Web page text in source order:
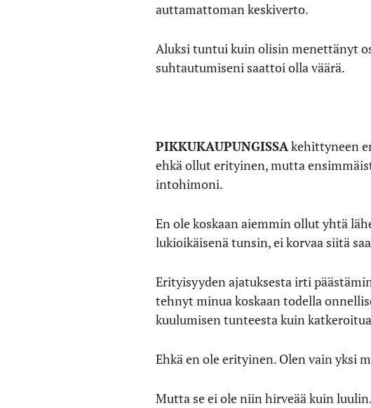
auttamattoman keskiverto.
Aluksi tuntui kuin olisin menettänyt
suhtautumiseni saattoi olla väärä.
PIKKUKAUPUNGISSAkehittyneen
ehkä ollut erityinen, mutta
intohimoni.
En ole koskaan aiemmin ollut yhtä
lukioikäisenä tunsin, ei korvaa siitä
Erityisyyden ajatuksesta irti
tehnyt minua koskaan todella
kuulumisen tunteesta kuin
Ehkä en ole erityinen. Olen vain yksi
Mutta se ei ole niin hirveää kuin luulin.